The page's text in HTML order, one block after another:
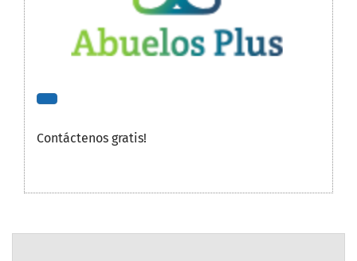
Contáctenos gratis!